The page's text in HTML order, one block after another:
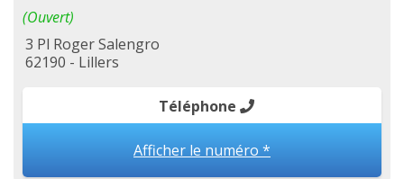
(Ouvert)
3 Pl Roger Salengro
62190 - Lillers
Téléphone
Afficher le numéro *